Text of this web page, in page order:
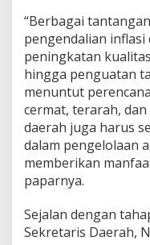
n
“Berbagai
pengendalian
peningkatan
hingga penguatan
menuntut
cermat, terarah,
daerah juga harus
dalam pengelolaan
memberikan
paparnya.
Sejalan dengan
Sekretaris Daerah,